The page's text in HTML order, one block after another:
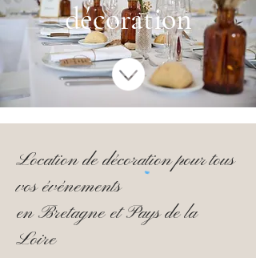
décoration
Location de décoration pour tous
vos événements
en Bretagne et Pays de la
Loire